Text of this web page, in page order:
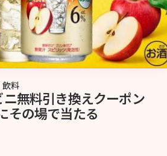
飲料
無料引き換えクーポン
その場で当たる